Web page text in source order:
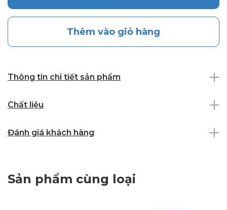
Thêm vào giỏ hàng
Thông tin chi tiết sản phẩm
Chất liệu
Đánh giá khách hàng
Sản phẩm cùng loại